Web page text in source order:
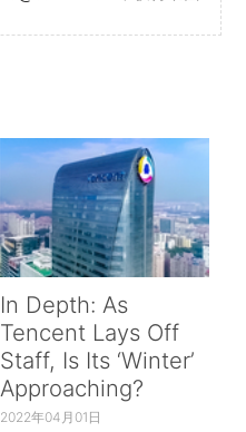
In Depth: As
Tencent Lays Off
Staff, Is Its ‘Winter’
Approaching?
2022年04月01日